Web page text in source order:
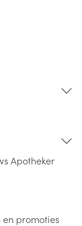
Apotheker
promoties